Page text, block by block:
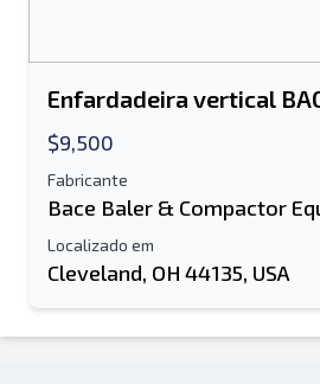
Enfardadeira vertical
$9,500
Fabricante
Bace Baler & Compactor
Localizado em
Cleveland, OH 44135, USA